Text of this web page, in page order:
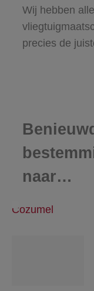
Wij hebben
precies de
naar…
Cozumel